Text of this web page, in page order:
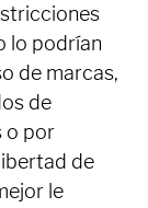
puede
lo podrían
de marcas,
de
o por
de